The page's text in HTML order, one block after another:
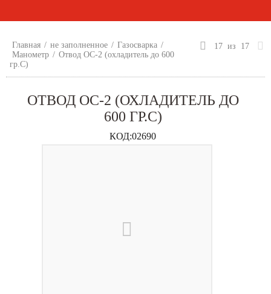
Главная / не заполненное / Газосварка /
Манометр / Отвод ОС-2 (охладитель до 600
гр.С)
17 из 17
ОТВОД ОС-2 (ОХЛАДИТЕЛЬ ДО
600 ГР.С)
КОД:02690